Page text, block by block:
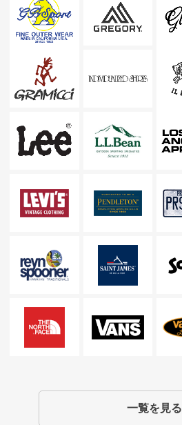
一覧を見る